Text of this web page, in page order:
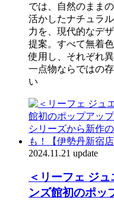
では、自然のまま
活かしたナチュラ
力を、現代的なデ
提案。すべて無着
使用し、それぞれ
一点物ならではの
い
2024.11.21 update
＜リーフェ ジ
ンズ館初のポッ